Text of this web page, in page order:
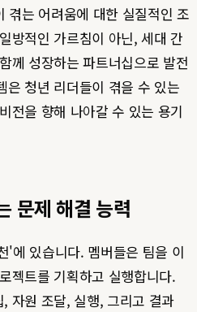
겪는 어려움에 대한 실질적인 조
방적인 가르침이 아닌, 세대 간
께 성장하는 파트너십으로 발전
은 청년 리더들이 겪을 수 있는
전을 향해 나아갈 수 있는 용기
문제 해결 능력
'에 있습니다. 멤버들은 팀을 이
젝트를 기획하고 실행합니다.
자원 조달, 실행, 그리고 결과